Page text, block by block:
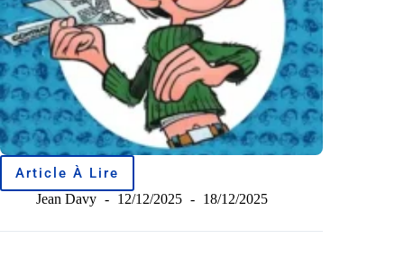
Article À Lire
Jean Davy 12/12/2025 18/12/2025